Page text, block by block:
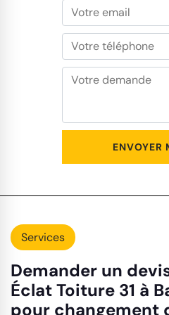
Services
Demander un
Éclat Toiture 31 à
pour changement